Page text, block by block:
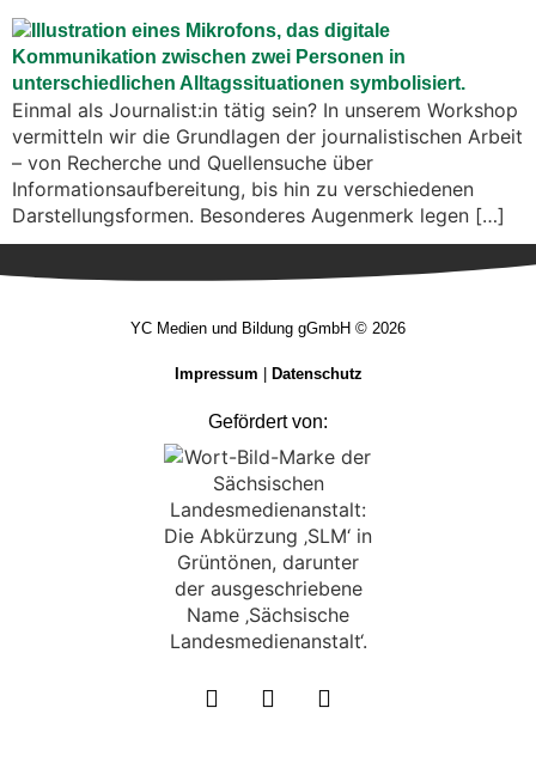
Einmal als Journalist:in tätig sein? In unserem Workshop
vermitteln wir die Grundlagen der journalistischen Arbeit
– von Recherche und Quellensuche über
Informationsaufbereitung, bis hin zu verschiedenen
Darstellungsformen. Besonderes Augenmerk legen […]
YC Medien und Bildung gGmbH © 2026
Impressum Datenschutz
Gefördert von: